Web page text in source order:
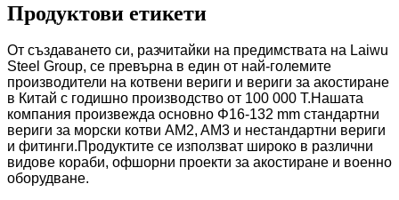
Продуктови етикети
От създаването си, разчитайки на предимствата на Laiwu
Steel Group, се превърна в един от най-големите
производители на котвени вериги и вериги за акостиране
в Китай с годишно производство от 100 000 T.Нашата
компания произвежда основно Φ16-132 mm стандартни
вериги за морски котви AM2, AM3 и нестандартни вериги
и фитинги.Продуктите се използват широко в различни
видове кораби, офшорни проекти за акостиране и военно
оборудване.